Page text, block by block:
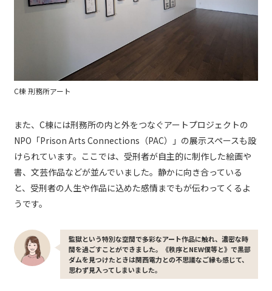
C棟 刑務所アート
また、C棟には刑務所の内と外をつなぐアートプロジェクトの
NPO「Prison Arts Connections（PAC）」の展示スペースも設
けられています。ここでは、受刑者が自主的に制作した絵画や
書、文芸作品などが並んでいました。静かに向き合っている
と、受刑者の人生や作品に込めた感情までもが伝わってくるよ
うです。
監獄という特別な空間で多彩なアート作品に触れ、濃密な時
間を過ごすことができました。《秩序とNEW僕等と》で黒部
ダムを見つけたときは関西電力との不思議なご縁も感じて、
思わず見入ってしまいました。